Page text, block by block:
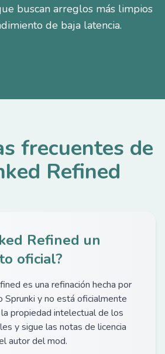
buscan arreglos más limpios
de baja latencia.
frecuentes de
Refined
Refined un
oficial?
es una refinación hecha por
Sprunki y no está oficialmente
propiedad intelectual de los
y sigue las notas de licencia
autor del mod.